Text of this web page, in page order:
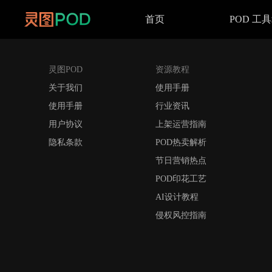
首页 POD 工
灵图POD
关于我们
使用手册
用户协议
隐私条款
资源教程
使用手册
行业资讯
上架运营指南
POD热卖解析
节日营销热点
POD印花工艺
AI设计教程
侵权风控指南